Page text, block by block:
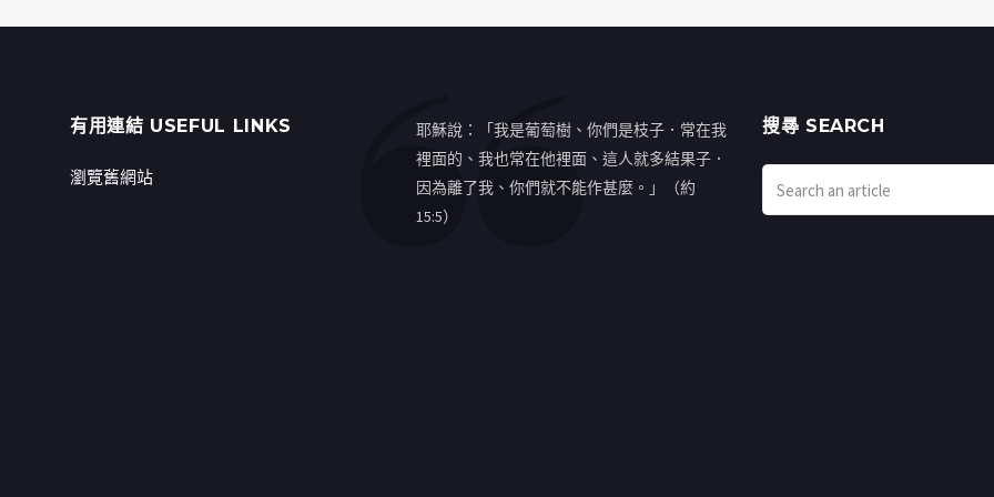
有用連結 USEFUL LINKS
瀏覽舊網站
耶穌說：「我是葡萄樹、你們是枝子．常在我
裡面的、我也常在他裡面、這人就多結果子．
因為離了我、你們就不能作甚麼。」（約
15:5）
搜㝷 SEARCH